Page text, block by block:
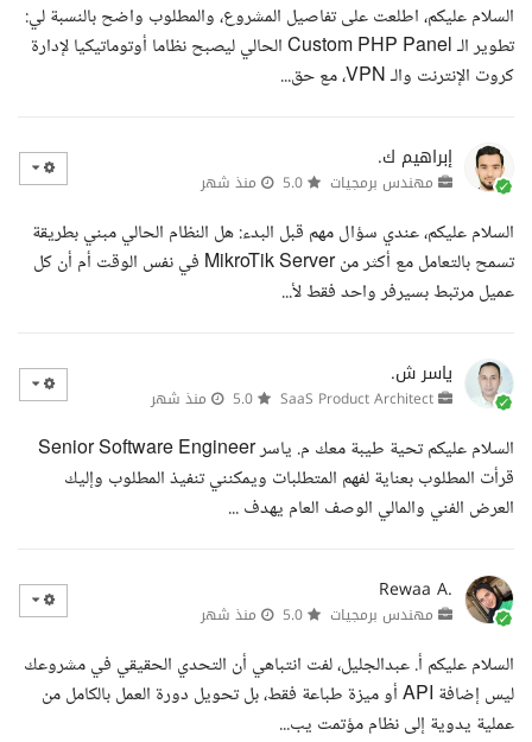
السلام عليكم، اطلعت على تفاصيل المشروع، والمطلوب واضح بالنسبة لي:
تطوير الـ Custom PHP Panel الحالي ليصبح نظاما أوتوماتيكيا لإدارة
كروت الإنترنت والـ VPN، مع حق...
إبراهيم ك.
مهندس برمجيات منذ شهر
السلام عليكم، عندي سؤال مهم قبل البدء: هل النظام الحالي مبني بطريقة
تسمح بالتعامل مع أكثر من MikroTik Server في نفس الوقت أم أن كل
عميل مرتبط بسيرفر واحد فقط لأ...
ياسر ش.
منذ شهر
السلام عليكم تحية طيبة معك م. ياسر Senior Software Engineer
قرأت المطلوب بعناية لفهم المتطلبات ويمكنني تنفيذ المطلوب وإليك
العرض الفني والمالي الوصف العام يهدف ...
Rewaa A.
مهندس برمجيات منذ شهر
السلام عليكم أ. عبدالجليل، لفت انتباهي أن التحدي الحقيقي في مشروعك
ليس إضافة API أو ميزة طباعة فقط، بل تحويل دورة العمل بالكامل من
عملية يدوية إلى نظام مؤتمت يب...